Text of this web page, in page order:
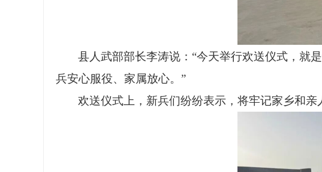
县人武部部长李涛说： “今天举行欢送仪式，就
兵安心服役、家属放心。”
欢送仪式上，新兵们纷纷表示，将牢记家乡和